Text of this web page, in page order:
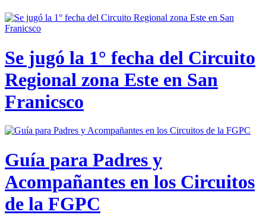
Se jugó la 1° fecha del Circuito
Regional zona Este en San
Franicsco
Guía para Padres y
Acompañantes en los Circuitos
de la FGPC